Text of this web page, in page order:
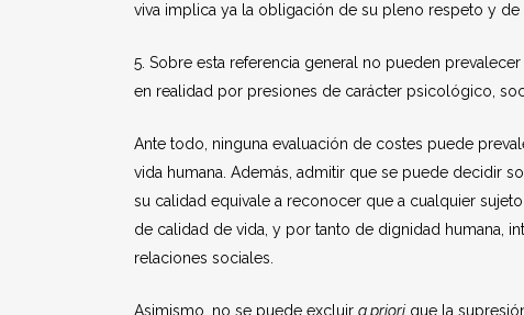
viva implica ya la obligación de su pleno respeto y
5. Sobre esta referencia general no pueden
en realidad por presiones de carácter psicológico,
Ante todo, ninguna evaluación de costes puede
vida humana. Además, admitir que se puede decidir
su calidad equivale a reconocer que a cualquier
de calidad de vida, y por tanto de dignidad humana,
relaciones sociales.
Asimismo, no se puede excluir a priorique la